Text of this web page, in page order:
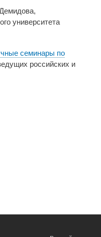
университета
семинары по
российских и